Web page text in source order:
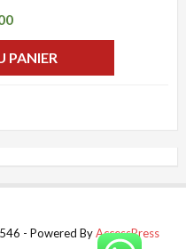
PANIER
- Powered ByAccessPress